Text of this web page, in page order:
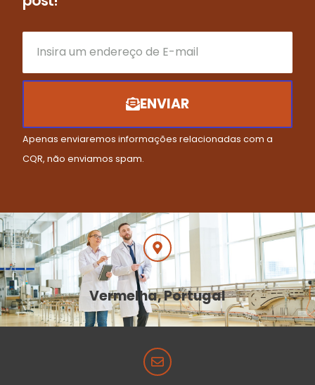
ENVIAR
Apenas enviaremos informações relacionadas com a
CQR, não enviamos spam.
Vermelha, Portugal